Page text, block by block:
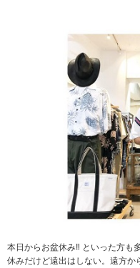
本日からお盆休み‼︎ といった方も
休みだけど遠出はしない。遠方か